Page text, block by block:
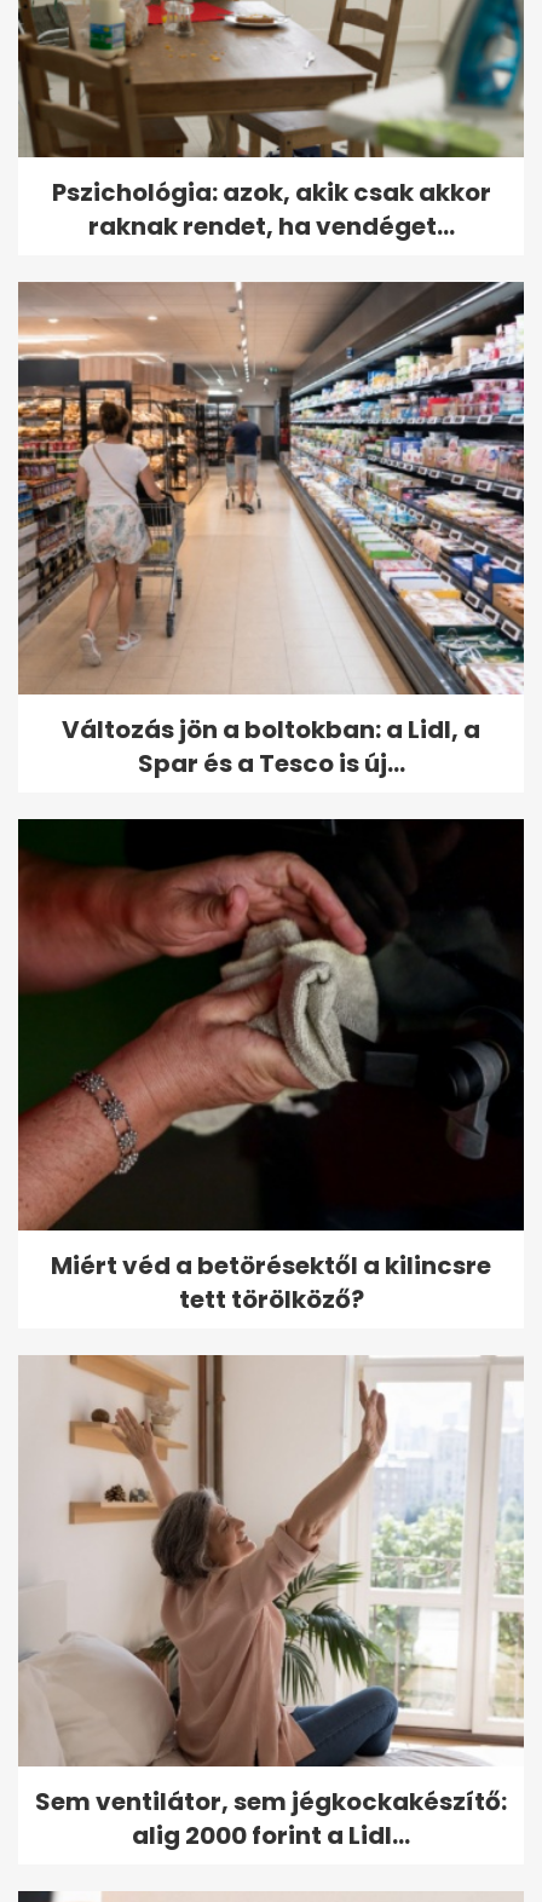
Pszichológia: azok, akik csak akkor
raknak rendet, ha vendéget...
Változás jön a boltokban: a Lidl, a
Spar és a Tesco is új...
Miért véd a betörésektől a kilincsre
tett törölköző?
Sem ventilátor, sem jégkockakészítő:
alig 2000 forint a Lidl...